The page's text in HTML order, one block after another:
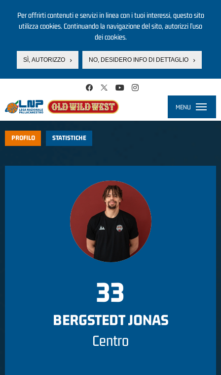
Per offrirti contenuti e servizi in linea con i tuoi interessi, questo sito
utilizza cookies. Continuando la navigazione del sito, autorizzi l’uso
dei cookies.
SÌ, AUTORIZZO NO, DESIDERO INFO DI DETTAGLIO
MENU
PROFILO STATISTICHE
33
BERGSTEDT JONAS
Centro